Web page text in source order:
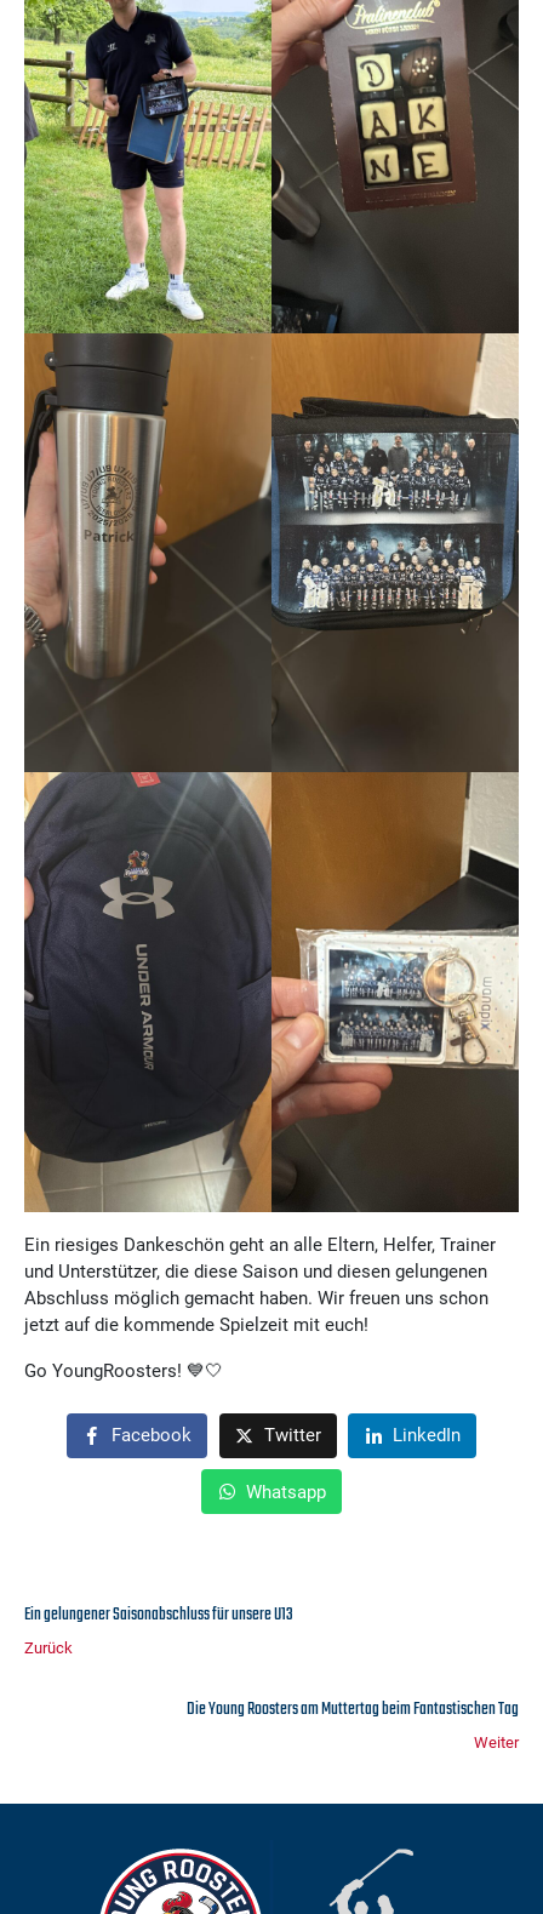
Ein riesiges Dankeschön geht an alle Eltern, Helfer, Trainer
und Unterstützer, die diese Saison und diesen gelungenen
Abschluss möglich gemacht haben. Wir freuen uns schon
jetzt auf die kommende Spielzeit mit euch!
Go YoungRoosters! 💙🤍
Facebook Twitter LinkedIn
Whatsapp
Ein gelungener Saisonabschluss für unsere U13
Zurück
Die Young Roosters am Muttertag beim Fantastischen Tag
Weiter